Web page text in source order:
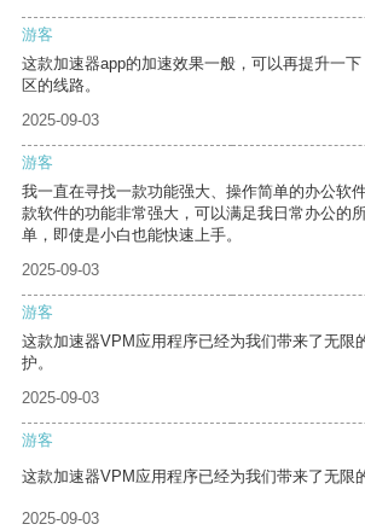
游客
这款加速器app的加速效果一般，可以再提升一
区的线路。
2025-09-03
游客
我一直在寻找一款功能强大、操作简单的办公软
款软件的功能非常强大，可以满足我日常办公的
单，即使是小白也能快速上手。
2025-09-03
游客
这款加速器VPM应用程序已经为我们带来了无限
护。
2025-09-03
游客
这款加速器VPM应用程序已经为我们带来了无限
2025-09-03